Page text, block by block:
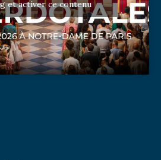
et activer ce contenu